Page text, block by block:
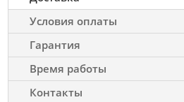
Условия оплаты
Гарантия
Время работы
Контакты